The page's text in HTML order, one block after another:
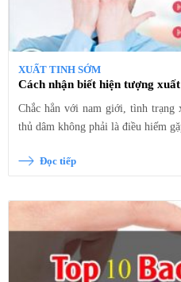
XUẤT TINH SỚM
Cách nhận biết hiện tượng
Chắc hẳn với nam giới, tình trạng
thủ dâm không phải là điều hiếm
Đọc tiếp